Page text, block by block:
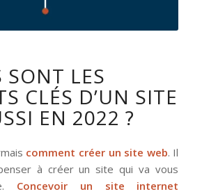
SONT LES
CLÉS D’UN SITE
EN 2022 ?
comment créer un site web. Il
à créer un site qui va vous
Concevoir un site internet